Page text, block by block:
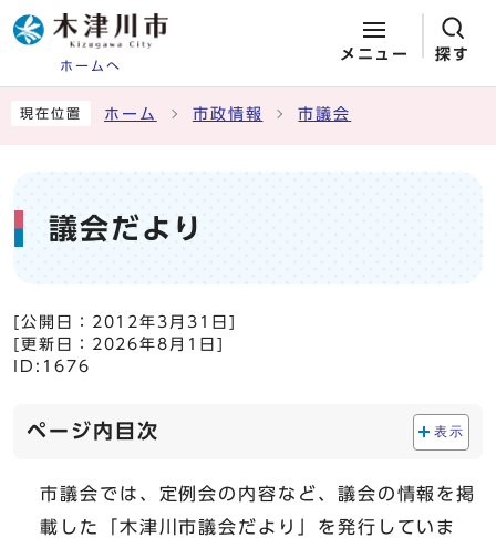
ホームへ
メニュー 探す
現在位置 ホーム 市政情報 市議会
議会だより
[公開日： 2012年3月31日
[更新日： 2026年8月1日
ID:1676
ページ内目次 表示
市議会では、定例会の内容など、議会の情報を掲
載した「木津川市議会だより」を発行していま